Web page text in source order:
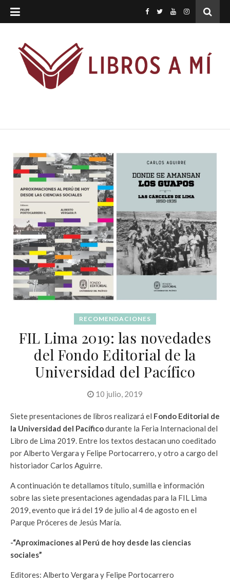
RECOMENDACIONES
FIL Lima 2019: las novedades
del Fondo Editorial de la
Universidad del Pacífico
10 julio, 2019
Siete presentaciones de libros realizará el Fondo Editorial de
la Universidad del Pacíficodurante la Feria Internacional del
Libro de Lima 2019. Entre los textos destacan uno coeditado
por Alberto Vergara y Felipe Portocarrero, y otro a cargo del
historiador Carlos Aguirre.
A continuación te detallamos título, sumilla e información
sobre las siete presentaciones agendadas para la FIL Lima
2019, evento que irá del 19 de julio al 4 de agosto en el
Parque Próceres de Jesús María.
-“Aproximaciones al Perú de hoy desde las ciencias
sociales”
Editores: Alberto Vergara y Felipe Portocarrero